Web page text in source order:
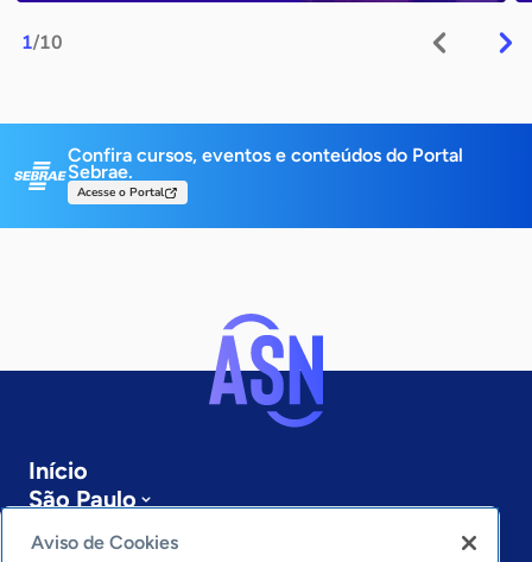
1/10
Confira cursos, eventos e conteúdos do Portal
Sebrae.
Acesse o Portal
Início
São Paulo
Sobre a ASN
Aviso de Cookies